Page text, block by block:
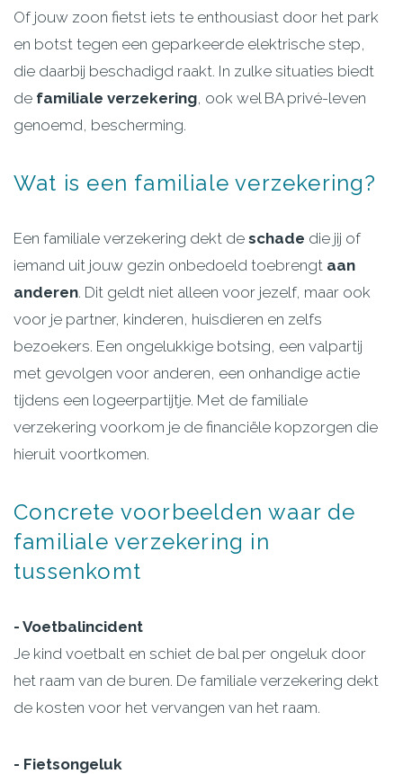
Of jouw zoon fietst iets te enthousiast door het park
en botst tegen een geparkeerde elektrische step,
die daarbij beschadigd raakt. In zulke situaties biedt
de familiale verzekering, ook wel BA privé-leven
genoemd, bescherming.
Wat is een familiale verzekering?
Een familiale verzekering dekt de schade die jij of
iemand uit jouw gezin onbedoeld toebrengt aan
anderen. Dit geldt niet alleen voor jezelf, maar ook
voor je partner, kinderen, huisdieren en zelfs
bezoekers. Een ongelukkige botsing, een valpartij
met gevolgen voor anderen, een onhandige actie
tijdens een logeerpartijtje. Met de familiale
verzekering voorkom je de financiële kopzorgen die
hieruit voortkomen.
Concrete voorbeelden waar de
familiale verzekering in
tussenkomt
- Voetbalincident
Je kind voetbalt en schiet de bal per ongeluk door
het raam van de buren. De familiale verzekering dekt
de kosten voor het vervangen van het raam.
- Fietsongeluk